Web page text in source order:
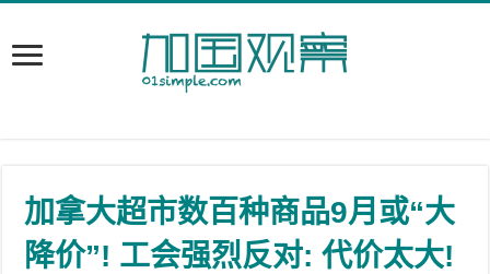
加拿大超市数百种商品9月或“大
降价”! 工会强烈反对: 代价太大!